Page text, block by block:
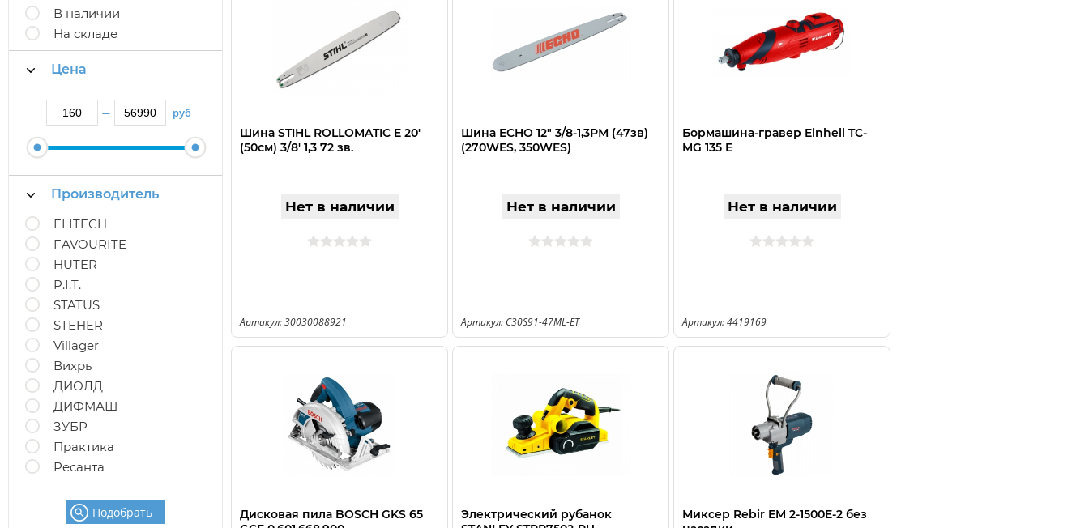
В наличии
На складе
Цена
— руб
Производитель
ELITECH
FAVOURITE
HUTER
P.I.T.
STATUS
STEHER
Villager
Вихрь
ДИОЛД
ДИФМАШ
ЗУБР
Практика
Ресанта
Подобрать
Шина STIHL ROLLOMATIC E 20'
(50см) 3/8' 1,3 72 зв.
Нет в наличии
Артикул: 30030088921
Шина ECHO 12" 3/8-1,3РМ (47зв)
(270WES, 350WES)
Нет в наличии
Артикул: C30S91-47ML-ET
Бормашина-гравер Einhell TС-
MG 135 E
Нет в наличии
Артикул: 4419169
Дисковая пила BOSCH GKS 65
Электрический рубанок
Миксер Rebir EM 2-1500E-2 без